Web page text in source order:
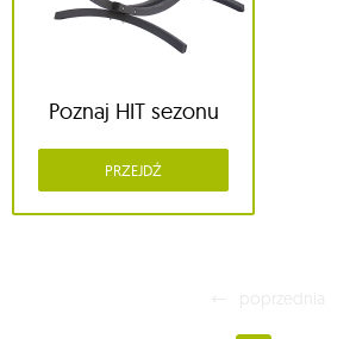
Poznaj HIT sezonu
PRZEJDŹ